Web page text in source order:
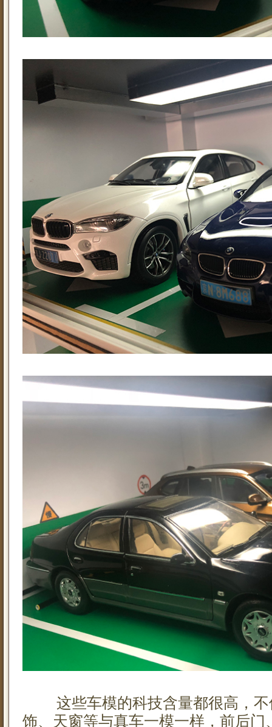
这些车模的科技含量都很高，不
饰、天窗等与真车一模一样，前后